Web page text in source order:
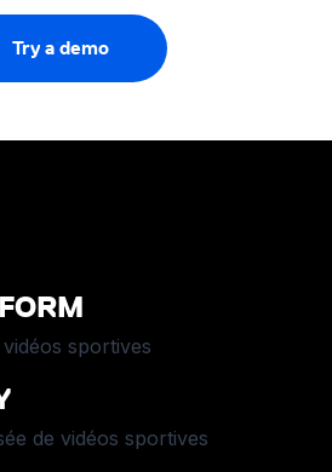
Try a demo
sportives
de vidéos sportives